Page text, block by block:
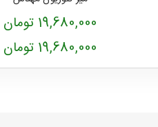
19,680,000 تومان
19,680,000 تومان